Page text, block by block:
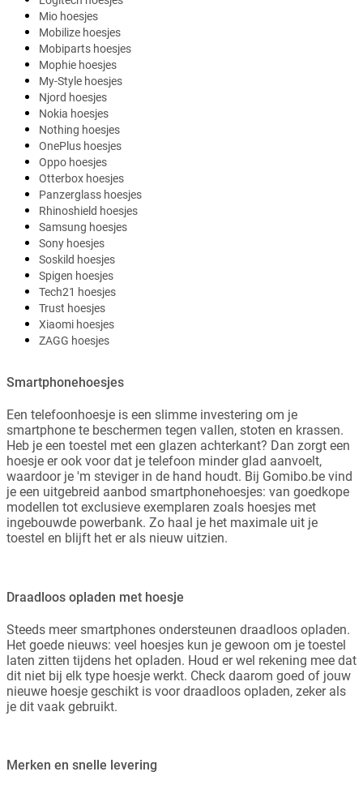
Mio hoesjes
Mobilize hoesjes
Mobiparts hoesjes
Mophie hoesjes
My-Style hoesjes
Njord hoesjes
Nokia hoesjes
Nothing hoesjes
OnePlus hoesjes
Oppo hoesjes
Otterbox hoesjes
Panzerglass hoesjes
Rhinoshield hoesjes
Samsung hoesjes
Sony hoesjes
Soskild hoesjes
Spigen hoesjes
Tech21 hoesjes
Trust hoesjes
Xiaomi hoesjes
ZAGG hoesjes
Smartphonehoesjes
Een telefoonhoesje is een slimme investering om je
smartphone te beschermen tegen vallen, stoten en krassen.
Heb je een toestel met een glazen achterkant? Dan zorgt een
hoesje er ook voor dat je telefoon minder glad aanvoelt,
waardoor je 'm steviger in de hand houdt. Bij Gomibo.be vind
je een uitgebreid aanbod smartphonehoesjes: van goedkope
modellen tot exclusieve exemplaren zoals hoesjes met
ingebouwde powerbank. Zo haal je het maximale uit je
toestel en blijft het er als nieuw uitzien.
Draadloos opladen met hoesje
Steeds meer smartphones ondersteunen draadloos opladen.
Het goede nieuws: veel hoesjes kun je gewoon om je toestel
laten zitten tijdens het opladen. Houd er wel rekening mee dat
dit niet bij elk type hoesje werkt. Check daarom goed of jouw
nieuwe hoesje geschikt is voor draadloos opladen, zeker als
je dit vaak gebruikt.
Merken en snelle levering